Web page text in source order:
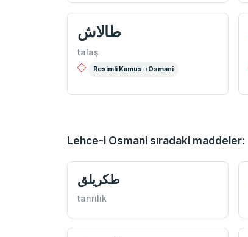
طالاش
talaş
Resimli Kamus-ı Osmani
Lehce-i Osmani sıradaki maddeler:
طكريلق
tanrılık